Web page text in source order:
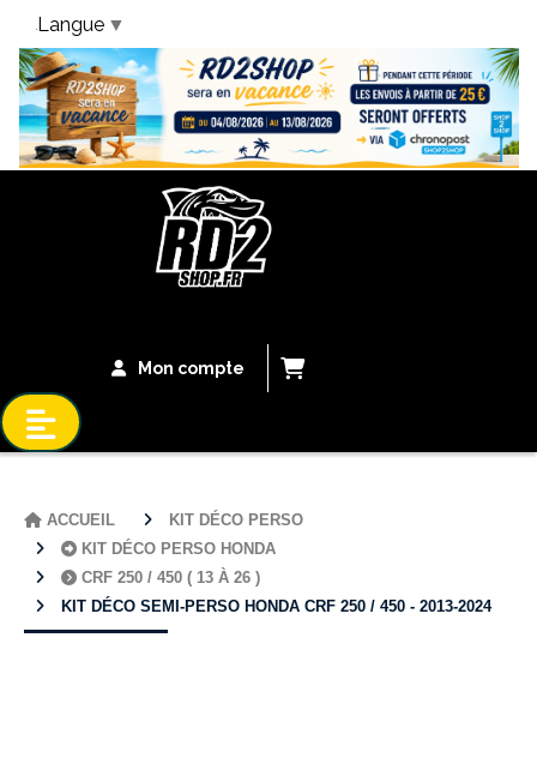
Bandeau Vacances
Mon compte
ACCUEIL
KIT DÉCO PERSO
KIT DÉCO PERSO HONDA
CRF 250 / 450 ( 13 À 26 )
KIT DÉCO SEMI-PERSO HONDA CRF 250 / 450 - 2013-2024
Langue ▼